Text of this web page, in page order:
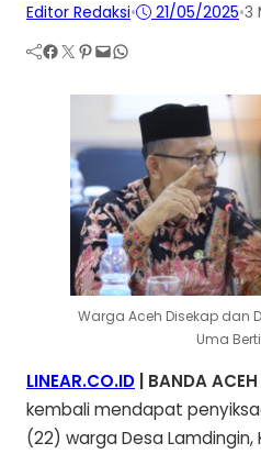
Editor Redaksi• 21/05/2025•3
Facebook Twitter Pinterest Mail WhatsApp
Warga Aceh Disekap dan
Uma
LINEAR.CO.ID | BANDA
kembali mendapat
(22) warga Desa